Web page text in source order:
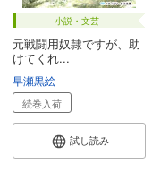
小説・文芸
元戦闘用奴隷ですが、助
けてくれ...
早瀬黒絵
続巻入荷
試し読み